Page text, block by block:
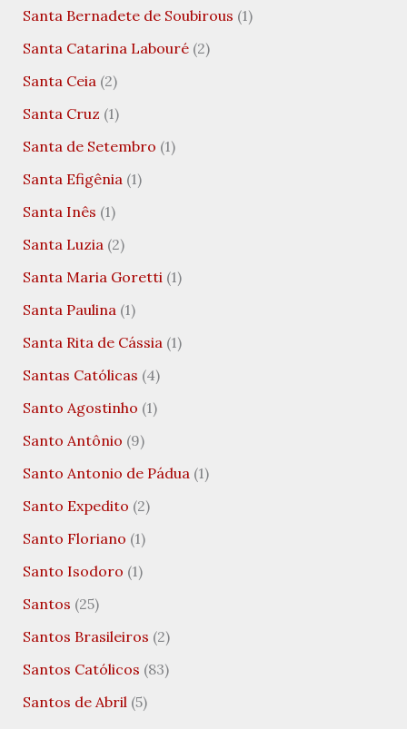
Santa Bernadete de Soubirous (1)
Santa Catarina Labouré(2)
Santa Ceia (2)
Santa Cruz (1)
Santa de Setembro (1)
Santa Efigênia (1)
Santa Inês (1)
Santa Luzia (2)
Santa Maria Goretti (1)
Santa Paulina (1)
Santa Rita de Cássia (1)
Santas Católicas (4)
Santo Agostinho (1)
Santo Antônio (9)
Santo Antonio de Pádua (1)
Santo Expedito (2)
Santo Floriano (1)
Santo Isodoro (1)
Santos (25)
Santos Brasileiros (2)
Santos Católicos (83)
Santos de Abril (5)